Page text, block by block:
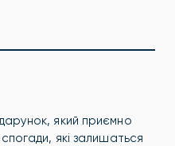
який приємно
які залишаться